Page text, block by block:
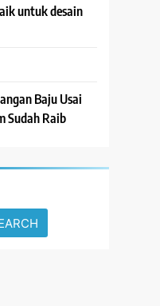
untuk desain
Baju Usai
Sudah Raib